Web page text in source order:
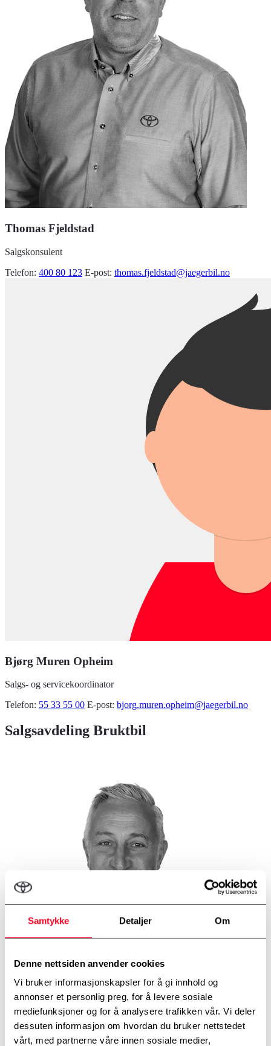
Samtykke Detaljer Om
Denne nettsiden anvender cookies
Vi bruker informasjonskapsler for å gi innhold og
annonser et personlig preg, for å levere sosiale
mediefunksjoner og for å analysere trafikken vår. Vi deler
dessuten informasjon om hvordan du bruker nettstedet
vårt, med partnerne våre innen sosiale medier,
Thomas Fjeldstad
Salgskonsulent
Telefon: 400 80 123 E-post: thomas.fjeldstad@jaegerbil.no
Bjørg Muren Opheim
Salgs- og servicekoordinator
Telefon: 55 33 55 00 E-post: bjorg.muren.opheim@jaegerbil.no
Salgsavdeling Bruktbil